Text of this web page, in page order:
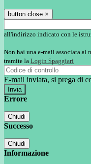
button close ×
all'indirizzo indicato con le
Non hai una e-mail associata al
tramite la Login Spaggiari
E-mail inviata, si prega di
Errore
Chiudi
Successo
Chiudi
Informazione